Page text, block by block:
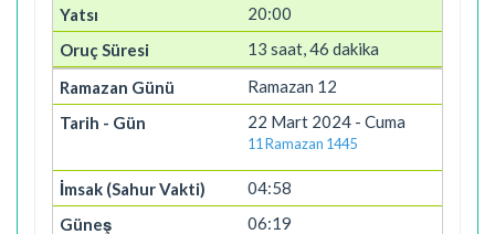
20:00
13 saat, 46 dakika
Ramazan 12
22 Mart 2024 - Cuma
11 Ramazan 1445
04:58
06:19